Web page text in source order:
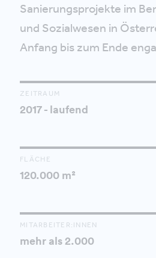
Sanierungsprojekte im
und Sozialwesen in
Anfang bis zum Ende
ZEITRAUM
2017 - laufend
FLÄCHE
120.000 m²
MITARBEITER:INNEN
mehr als 2.000